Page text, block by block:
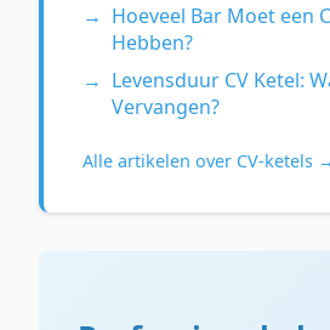
Hoeveel Bar Moet een
Hebben?
Levensduur CV Ketel:
Vervangen?
Alle artikelen over CV-ketels →